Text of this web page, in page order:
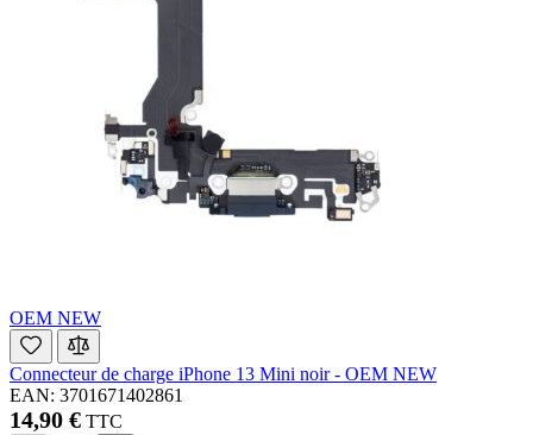
OEM NEW
Connecteur de charge iPhone 13 Mini noir - OEM NEW
EAN: 3701671402861
14,90 € TTC